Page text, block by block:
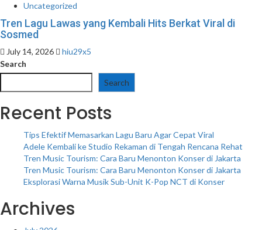
Uncategorized
Tren Lagu Lawas yang Kembali Hits Berkat Viral di
Sosmed
July 14, 2026
hiu29x5
Search
Search
Recent Posts
Tips Efektif Memasarkan Lagu Baru Agar Cepat Viral
Adele Kembali ke Studio Rekaman di Tengah Rencana Rehat
Tren Music Tourism: Cara Baru Menonton Konser di Jakarta
Tren Music Tourism: Cara Baru Menonton Konser di Jakarta
Eksplorasi Warna Musik Sub-Unit K-Pop NCT di Konser
Archives